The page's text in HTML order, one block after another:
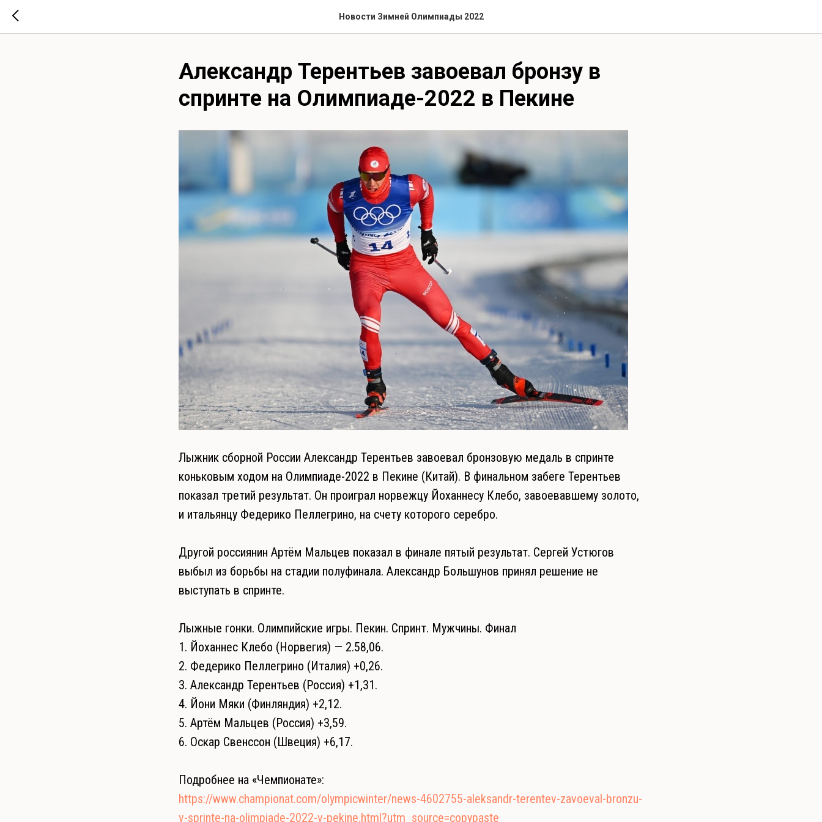
Новости Зимней Олимпиады 2022
Александр Терентьев завоевал бронзу в
спринте на Олимпиаде-2022 в Пекине
Лыжник сборной России Александр Терентьев завоевал бронзовую медаль в спринте
коньковым ходом на Олимпиаде-2022 в Пекине (Китай). В финальном забеге Терентьев
показал третий результат. Он проиграл норвежцу Йоханнесу Клебо, завоевавшему золото,
и итальянцу Федерико Пеллегрино, на счету которого серебро.
Другой россиянин Артём Мальцев показал в финале пятый результат. Сергей Устюгов
выбыл из борьбы на стадии полуфинала. Александр Большунов принял решение не
выступать в спринте.
Лыжные гонки. Олимпийские игры. Пекин. Спринт. Мужчины. Финал
1. Йоханнес Клебо (Норвегия) — 2.58,06.
2. Федерико Пеллегрино (Италия) +0,26.
3. Александр Терентьев (Россия) +1,31.
4. Йони Мяки (Финляндия) +2,12.
5. Артём Мальцев (Россия) +3,59.
6. Оскар Свенссон (Швеция) +6,17.
Подробнее на «Чемпионате»:
https://www.championat.com/olympicwinter/news-4602755-aleksandr-terentev-zavoeval-bronzu-
v-sprinte-na-olimpiade-2022-v-pekine.html?utm_source=copypaste